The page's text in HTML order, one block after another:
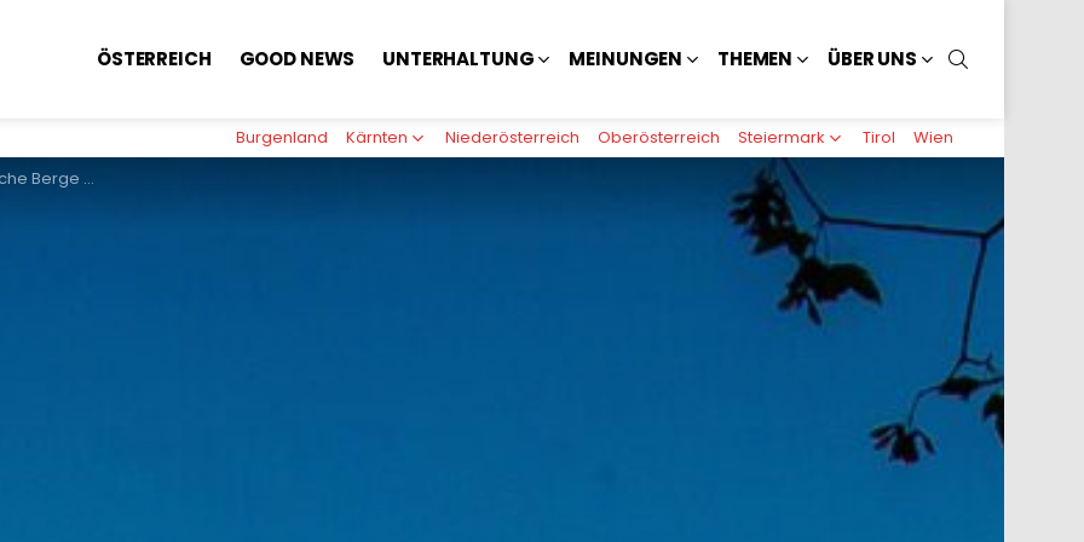
ÖSTERREICH GOOD NEWS UNTERHALTUNG MEINUNGEN THEMEN ÜBER UNS
Burgenland Kärnten Niederösterreich Oberösterreich Steiermark Tirol
Wien
nach dem Attersee habe